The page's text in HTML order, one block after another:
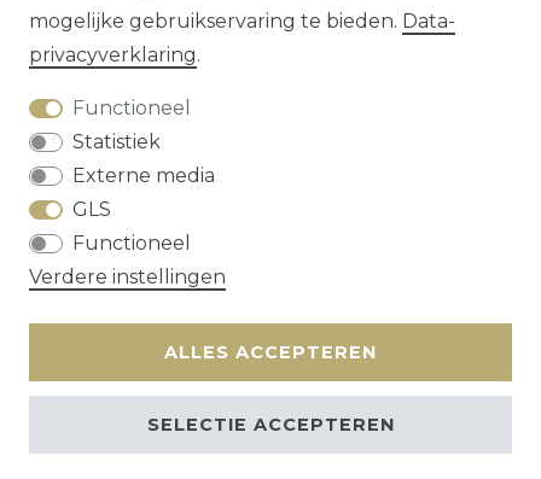
1 2 3
mogelijke gebruikservaring te bieden. Data­
privacy­verklaring.
Functioneel
Statistiek
Externe media
GLS
Functioneel
Verdere instellingen
ALLES ACCEPTEREN
SELECTIE ACCEPTEREN